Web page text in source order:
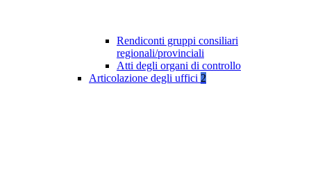
Rendiconti gruppi consiliari
regionali/provinciali
Atti degli organi di controllo
Articolazione degli uffici 2